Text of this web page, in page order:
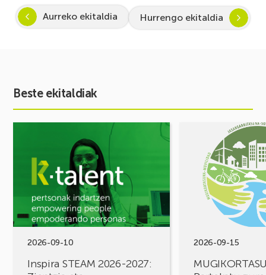
Aurreko ekitaldia Hurrengo ekitaldia
Beste ekitaldiak
2026-09-10
Inspira STEAM 2026-2027:
STEAM
Zientzia
eta
teknologiarako
bokazioa
2026-09-15
MUGIKORTASUN
FOROA
Partekatu
erronkak,
irtenbideak!